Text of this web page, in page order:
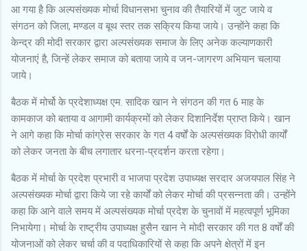
आ गया है कि अल्पसंख्यक मोर्चा विधानसभा चुनाव की तैयारियों में जुट जाये व
संगठन को जिला, मण्डल व बूथ स्तर तक सक्रिय किया जाये। उन्होंने कहा कि
केन्द्र की मोदी सरकार द्वारा अल्पसंख्यक समाज के लिए अनेक कल्याणकारी
योजनाएं है, जिन्हें लेकर समाज को बताया जाये व जन-जागरण अभियान चलाया
जाये।
बैठक में मोर्चो के प्रदेशाध्यक्ष एम. सादिक खान ने संगठन की गत 6 माह के
कामकाज को बताया व आगामी कार्यक्रमों को लेकर दिशानिर्देश प्राप्त किये। खान
ने आगे कहा कि मोर्चा कांग्रेस सरकार के गत 4 वर्षों के अल्पसंख्यक विरोधी कार्यों
को लेकर जनता के बीच लगातार धरना-प्रदर्शन करता रहेगा।
बैठक में मोर्चा के प्रदेश प्रभारी व भाजपा प्रदेश उपाध्यक्ष सरदार अजयपाल सिंह ने
अल्पसंख्यक मोर्चा द्वारा किये जा रहे कार्यों को लेकर मोर्चा की प्रसन्नता की। उन्होंने
कहा कि आने वाले समय में अल्पसंख्यक मोर्चा प्रदेश के चुनावों में महत्वपूर्ण भूमिका
निभायेगा। मोर्चा के राष्ट्रीय उपाध्यक्ष हुसैन खान ने मोदी सरकार की गत 8 वर्षों की
योजनाओं को लेकर चर्चा की व पदाधिकारियों से कहा कि अपने क्षेत्रों में इन